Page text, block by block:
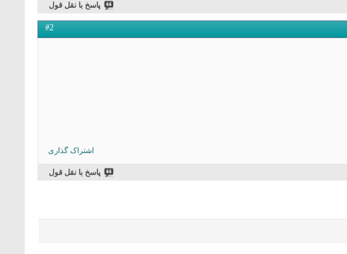
پاسخ با نقل قول
#2
اشتراک گذاری
پاسخ با نقل قول